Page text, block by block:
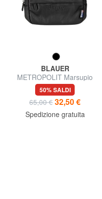
BLAUER
METROPOLIT Marsupio
50% SALDI
65,00 € 32,50 €
Spedizione gratuita